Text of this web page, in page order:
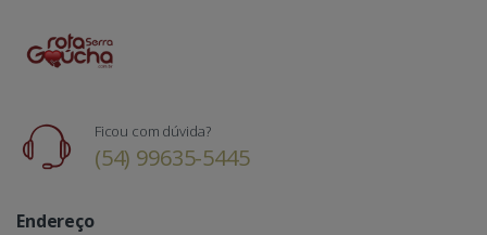
Ficou com dúvida?
(54) 99635-5445
Endereço